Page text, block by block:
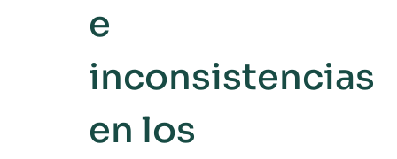
e
inconsistencias
en los